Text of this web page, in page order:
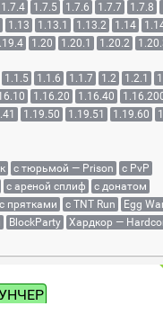
1.7.4 1.7.5 1.7.6 1.7.7 1.7.8
1.13 1.13.1 1.13.2 1.14
1.20 1.20.1 1.20.2
1.1.5 1.1.6 1.1.7 1.2 1.2.1
1.16.20 1.16.40
1.19.50 1.19.51 1.19.60
с тюрьмой — Prison
с PvP
с ареной сплиф
с донатом
с прятками с TNT Run
Egg
BlockParty
Хардкор —